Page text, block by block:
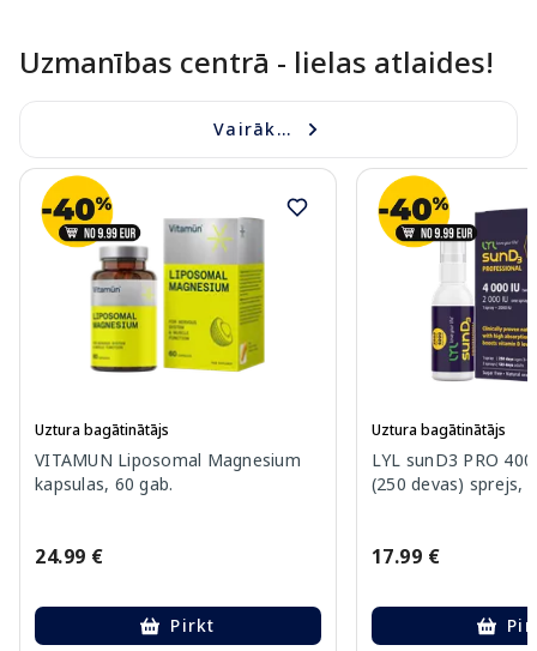
Uzmanības centrā - lielas atlaides!
Vairāk...
Uztura bagātinātājs
VITAMUN Liposomal Magnesium
kapsulas, 60 gab.
24.99 €
Pirkt
Uztura bagātinātājs
LYL sunD3 PRO
(250 devas) sprejs,
17.99 €